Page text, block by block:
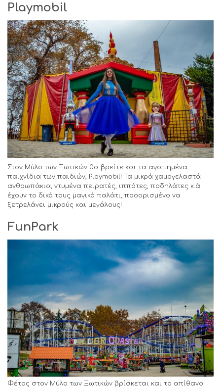
Playmobil
Στον Μύλο των Ξωτικών θα βρείτε και τα αγαπημένα
παιχνίδια των παιδιών, Playmobil! Τα μικρά χαμογελαστά
ανθρωπάκια, ντυμένα πειρατές, ιππότες, ποδηλάτες κ.ά.
έχουν το δικό τους μαγικό παλάτι, προορισμένο να
ξετρελάνει μικρούς και μεγάλους!
FunPark
Φέτος στον Μύλο των Ξωτικών βρίσκεται και το απίθανο